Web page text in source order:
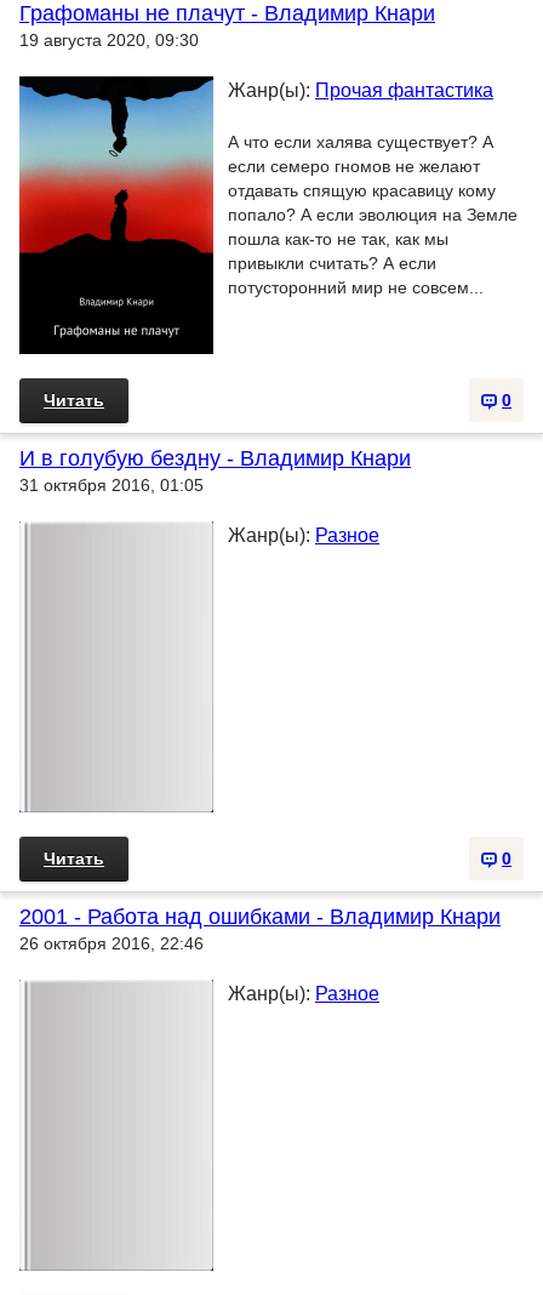
Графоманы не плачут - Владимир Кнари
19 августа 2020, 09:30
Жанр(ы): Прочая фантастика
А что если халява существует? А
если семеро гномов не желают
отдавать спящую красавицу кому
попало? А если эволюция на Земле
пошла как-то не так, как мы
привыкли считать? А если
потусторонний мир не совсем...
0
Читать
И в голубую бездну - Владимир Кнари
31 октября 2016, 01:05
Жанр(ы): Разное
0
Читать
2001 - Работа над ошибками - Владимир Кнари
26 октября 2016, 22:46
Жанр(ы): Разное